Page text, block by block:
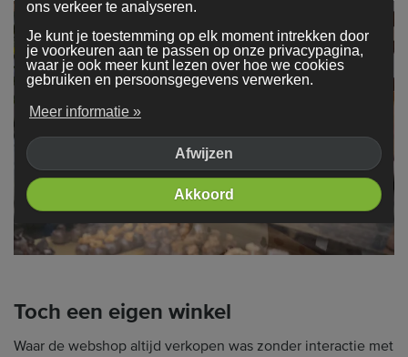
Toch een eigen winkel
Waar de webshop altijd verkopen was zonder interactie met
ons verkeer te analyseren.
Je kunt je toestemming op elk moment intrekken door
je voorkeuren aan te passen op onze privacypagina,
waar je ook meer kunt lezen over hoe we cookies
gebruiken en persoonsgegevens verwerken.
Meer informatie »
Afwijzen
Akkoord